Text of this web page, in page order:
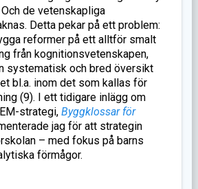
de vetenskapliga
Detta pekar på ett problem:
reformer på ett alltför smalt
från kognitionsvetenskapen,
systematisk och bred översikt
bl.a. inom det som kallas för
(9). I ett tidigare inlägg om
strategi, Byggklossar för
jag för att strategin
– med fokus på barns
förmågor.